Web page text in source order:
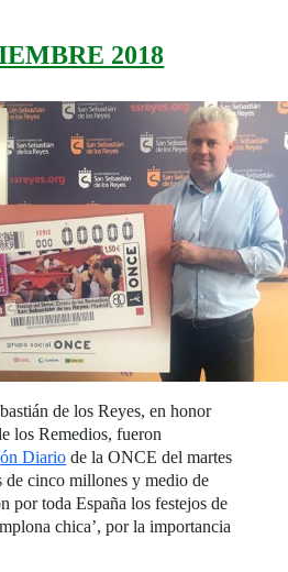
2018
de los Reyes, en honor
los Remedios, fueron
Diario de la ONCE del martes
de cinco millones y medio de
por toda España los festejos de
chica’, por la importancia